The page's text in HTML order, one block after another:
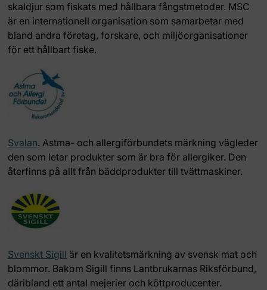
skaldjur som fiskats med hållbara fångstmetoder. MSC
är en internationell organisation som samarbetar med
bland andra företag, forskare, och miljöorganisationer
för ett hållbart fiske.
Svalan. Astma- och allergiförbundets märkning vägleder
den som letar produkter som är bra för allergiker. Den
återfinns på allt från bäddprodukter till tvättmaskiner.
Svenskt Sigill är en kvalitetsmärkning av svensk mat och
blommor. Bakom Sigill finns Lantbrukarnas Riksförbund,
däribland ett antal mejerier och köttproducenter.